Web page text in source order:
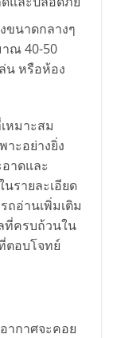
ขนาดกลางๆ
ณ 40-50
น หรือห้อง
หมาะสม
ะอย่างยิ่ง
าดและ
รายละเอียด
ถอ่านเพิ่มเติม
ครบถ้วนใน
ตอบโจทย์
ากาศจะคอย